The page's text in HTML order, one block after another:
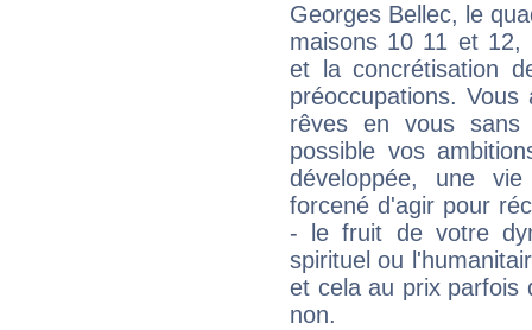
Georges Bellec, le
maisons 10 11 et 12,
et la concrétisation
préoccupations.
rêves en vous sans
possible vos
développée, une
forcené d'agir pour
- le fruit de votre
spirituel ou
et cela au prix parfois
non.